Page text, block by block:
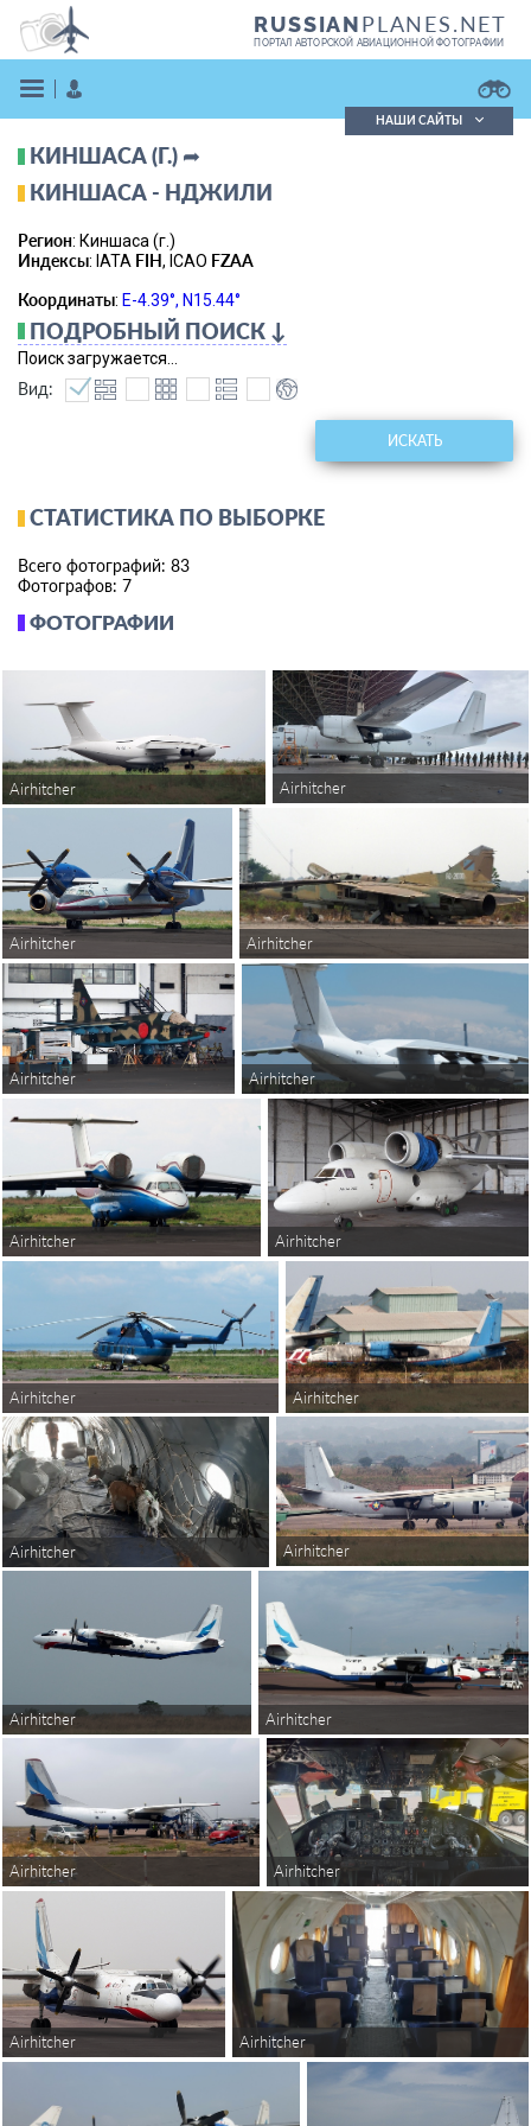
RUSSIANPLANES.NET
ПОРТАЛ АВТОРСКОЙ АВИАЦИОННОЙ ФОТОГРАФИИ
Поиск фотографий
Поиск в реестре
Кратко
НАШИ САЙТЫ
КИНШАСА (Г.) ➦
КИНШАСА - НДЖИЛИ
Регион: Киншаса (г.)
Индексы: IATA FIH, ICAO FZAA
Координаты: E-4.39°, N15.44°
ФОТОГРАФИИ
Airhitcher Airhitcher
Airhitcher Airhitcher
Airhitcher Airhitcher
Airhitcher Airhitcher
Airhitcher Airhitcher
Airhitcher Airhitcher
Airhitcher Airhitcher
Airhitcher Airhitcher
Airhitcher Airhitcher
ПОДРОБНЫЙ ПОИСК ↓
Поиск загружается...
Вид:
ИСКАТЬ
СТАТИСТИКА ПО ВЫБОРКЕ
Всего фотографий: 83
Фотографов: 7